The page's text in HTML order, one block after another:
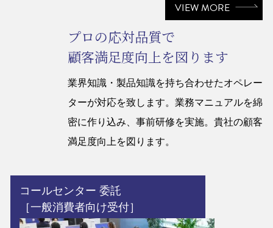
VIEW MORE
プロの応対品質で
顧客満足度向上を図ります
業界知識・製品知識を持ち合わせたオペレー
ターが対応を致します。業務マニュアルを綿
密に作り込み、事前研修を実施。貴社の顧客
満足度向上を図ります。
コールセンター 委託
［一般消費者向け受付］